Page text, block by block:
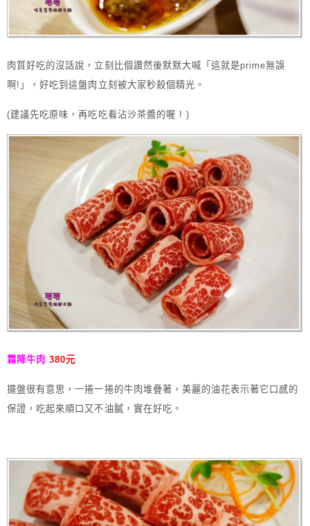
肉質好吃的沒話說，立刻比個讚然後默默大喊「這就是prime無誤
啊!」，好吃到這盤肉立刻被大家秒殺個精光。
(建議先吃原味，再吃吃看沾沙茶醬的喔 ! )
霜降牛肉380元
擺盤很有意思，一捲一捲的牛肉堆疊著，美麗的油花表示著它口感的
保證，吃起來順口又不油膩，實在好吃。